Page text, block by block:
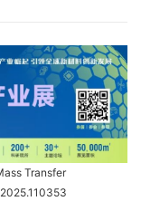
Transfer